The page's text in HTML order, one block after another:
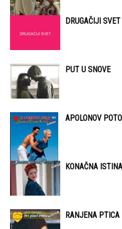
DRUGAČIJI SVET
PUT U SNOVE
APOLONOV
KONAČNA
RANJENA PTICA